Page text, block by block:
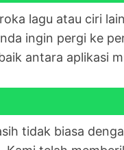
lagu atau ciri
ingin pergi ke
antara aplikasi
tidak biasa